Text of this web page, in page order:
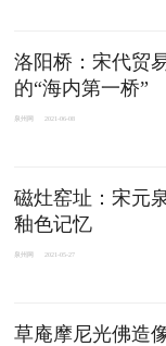
洛阳桥：宋代贸
的“海内第一桥”
泉州网 2021-06-08
磁灶窑址：宋元
釉色记忆
泉州网 2021-05-27
草庵摩尼光佛造